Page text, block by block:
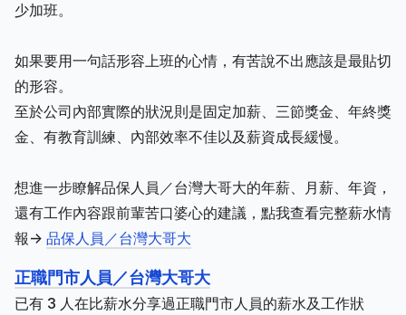
少加班。
如果要用一句話形容上班的心情，有苦說不出應該是最貼切
的形容。
至於公司內部實際的狀況則是固定加薪、三節獎金、年終獎
金、有教育訓練、內部效率不佳以及薪資成長緩慢。
想進一步瞭解品保人員／台灣大哥大的年薪、月薪、年資，
還有工作內容跟前輩苦口婆心的建議，點我查看完整薪水情
報-> 品保人員／台灣大哥大
正職門市人員／台灣大哥大
已有 3 人在比薪水分享過正職門市人員的薪水及工作狀